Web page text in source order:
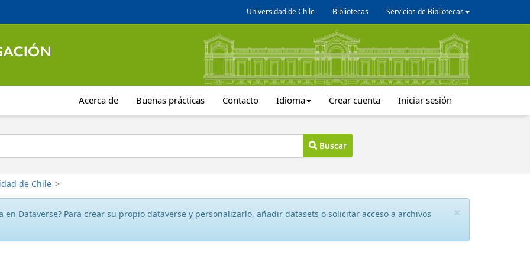
Universidad de Chile Bibliotecas Servicios de Bibliotecas
Acerca de Buenas prácticas Contacto Idioma Crear cuenta Iniciar sesión
Buscar
de Chile >
×
en Dataverse? Para crear su propio dataverse y personalizarlo, añadir datasets o solicitar acceso a archivos